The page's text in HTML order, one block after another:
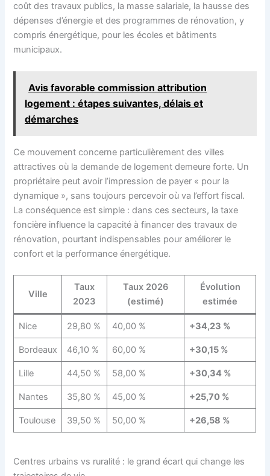
coût des travaux publics, la masse salariale, la hausse des
dépenses d’énergie et des programmes de rénovation, y
compris énergétique, pour les écoles et bâtiments
municipaux.
Avis favorable commission attribution
logement : étapes suivantes, délais et
démarches
Ce mouvement concerne particulièrement des villes
attractives où la demande de logement demeure forte. Un
propriétaire peut avoir l’impression de payer « pour la
dynamique », sans toujours percevoir où va l’effort fiscal.
La conséquence est simple : dans ces secteurs, la taxe
foncière influence la capacité à financer des travaux de
rénovation, pourtant indispensables pour améliorer le
confort et la performance énergétique.
Ville
Taux
2023
Taux 2026
(estimé)
Évolution
estimée
Nice 29,80 % 40,00 % +34,23 %
Bordeaux 46,10 % 60,00 % +30,15 %
Lille 44,50 % 58,00 % +30,34 %
Nantes 35,80 % 45,00 % +25,70 %
Toulouse 39,50 % 50,00 % +26,58 %
Centres urbains vs ruralité : le grand écart qui change les